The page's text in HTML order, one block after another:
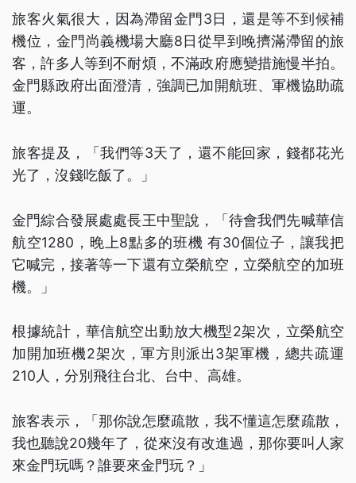
旅客火氣很大，因為滯留金門3日，還是等不到候補
機位，金門尚義機場大廳8日從早到晚擠滿滯留的旅
客，許多人等到不耐煩，不滿政府應變措施慢半拍。
金門縣政府出面澄清，強調已加開航班、軍機協助疏
運。
旅客提及，「我們等3天了，還不能回家，錢都花光
光了，沒錢吃飯了。」
金門綜合發展處處長王中聖說，「待會我們先喊華信
航空1280，晚上8點多的班機 有30個位子，讓我把
它喊完，接著等一下還有立榮航空，立榮航空的加班
機。」
根據統計，華信航空出動放大機型2架次，立榮航空
加開加班機2架次，軍方則派出3架軍機，總共疏運
210人，分別飛往台北、台中、高雄。
旅客表示，「那你說怎麼疏散，我不懂這怎麼疏散，
我也聽說20幾年了，從來沒有改進過，那你要叫人家
來金門玩嗎？誰要來金門玩？」